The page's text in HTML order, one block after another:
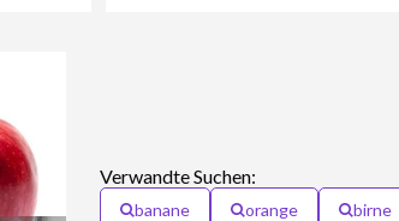
Verwandte Suchen:
banane orange birne